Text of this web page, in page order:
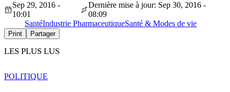
Sep 29, 2016 -
10:01
Dernière mise à jour: Sep 30, 2016 -
08:09
SantéIndustrie PharmaceutiqueSanté & Modes de vie
Print Partager
LES PLUS LUS
POLITIQUE